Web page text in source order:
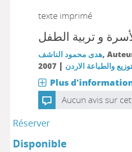
texte imprimé
و تربية الطفل
هدى محمود الناشف,
والطباعة الاردن |
2007
Plus
Aucun avis sur
Réserver
Disponible